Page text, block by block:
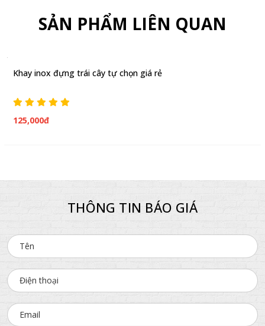
SẢN PHẨM LIÊN QUAN
Khay inox đựng trái cây tự chọn giá rẻ
125,000đ
THÔNG TIN BÁO GIÁ